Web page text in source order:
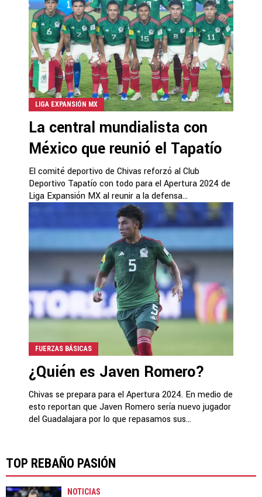
LIGA EXPANSIÓN MX
La central mundialista con
México que reunió el Tapatío
El comité deportivo de Chivas reforzó al Club
Deportivo Tapatío con todo para el Apertura 2024 de
Liga Expansión MX al reunir a la defensa...
FUERZAS BÁSICAS
¿Quién es Javen Romero?
Chivas se prepara para el Apertura 2024. En medio de
esto reportan que Javen Romero sería nuevo jugador
del Guadalajara por lo que repasamos sus...
TOP REBAÑO PASIÓN
NOTICIAS